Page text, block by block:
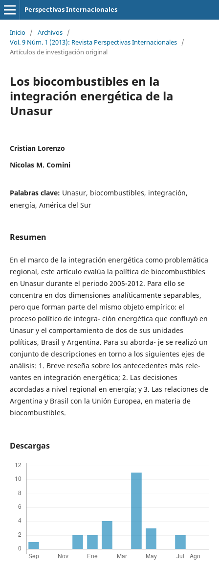
Perspectivas Internacionales
Inicio / Archivos /
Vol. 9 Núm. 1 (2013): Revista Perspectivas Internacionales /
Artículos de investigación original
Los biocombustibles en la
integración energética de la
Unasur
Cristian Lorenzo
Nicolas M. Comini
Palabras clave: Unasur, biocombustibles, integración,
energía, América del Sur
Resumen
En el marco de la integración energética como problemática
regional, este artículo evalúa la política de biocombustibles
en Unasur durante el periodo 2005-2012. Para ello se
concentra en dos dimensiones analíticamente separables,
pero que forman parte del mismo objeto empírico: el
proceso político de integra- ción energética que confluyó en
Unasur y el comportamiento de dos de sus unidades
políticas, Brasil y Argentina. Para su aborda- je se realizó un
conjunto de descripciones en torno a los siguientes ejes de
análisis: 1. Breve reseña sobre los antecedentes más rele-
vantes en integración energética; 2. Las decisiones
acordadas a nivel regional en energía; y 3. Las relaciones de
Argentina y Brasil con la Unión Europea, en materia de
biocombustibles.
Descargas